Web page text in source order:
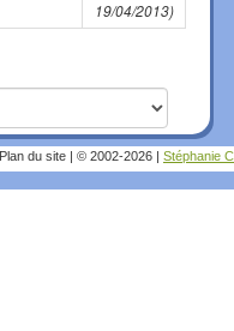
19/04/2013)
Plan du site © 2002-2026 Stéphanie C